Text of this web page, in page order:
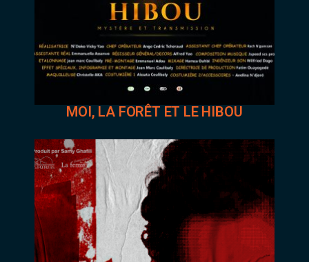
MOI, LA FORÊT ET LE HIBOU